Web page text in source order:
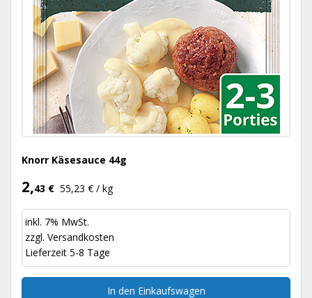
Knorr Käsesauce 44g
2,43 € 55,23 € / kg
inkl. 7% MwSt.
zzgl. Versandkosten
Lieferzeit 5-8 Tage
In den Einkaufswagen